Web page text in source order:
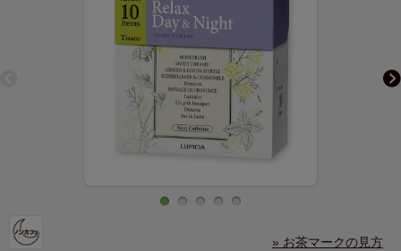
» お茶マークの見方